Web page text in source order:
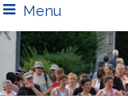
Menu